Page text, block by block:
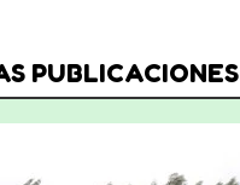
PUBLICACIONES